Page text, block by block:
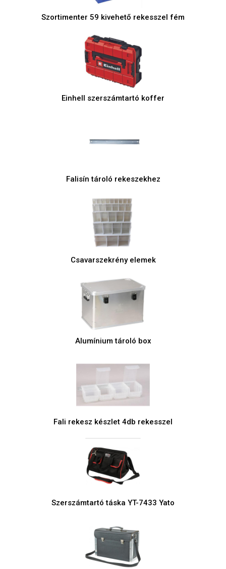
Szortimenter 59 kivehető rekesszel fém
Einhell szerszámtartó koffer
Falisín tároló rekeszekhez
Csavarszekrény elemek
Alumínium tároló box
Fali rekesz készlet 4db rekesszel
Szerszámtartó táska YT-7433 Yato